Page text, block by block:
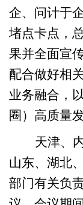
企、问计于
堵点卡点，
果并全面宣
配合做好相
业务融合，
圈）高质量发
天津、
山东、湖北
部门有关负